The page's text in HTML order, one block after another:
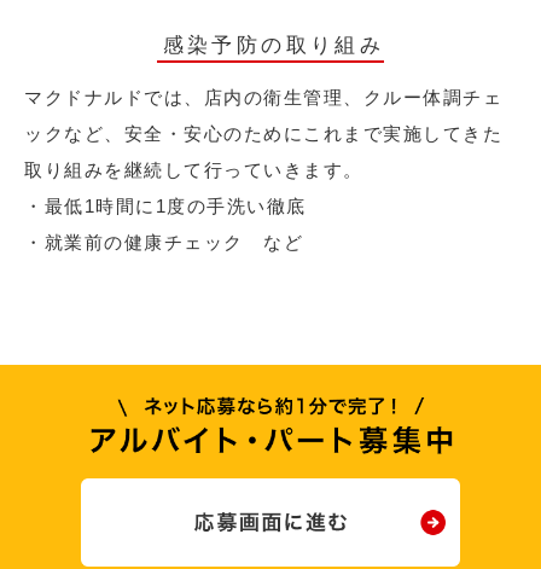
感染予防の取り組み
マクドナルドでは、店内の衛生管理、クルー体調チェ
ックなど、安全・安心のためにこれまで実施してきた
取り組みを継続して行っていきます。
・最低1時間に1度の手洗い徹底
・就業前の健康チェック など